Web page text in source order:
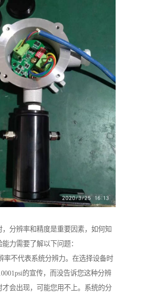
，分辨率和精度是重要因素，如何知
力需要了解以下问题：
率不代表系统分辨力。在选择设备时
的宣传，而没告诉您这种分辨
才会出现，可能您用不上。系统的分